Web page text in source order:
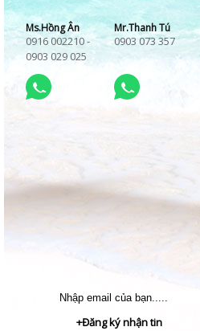
Ms.Hồng Ân
0916 002210-
0903 029 025
Mr.Thanh Tú
0903 073 357
+Đăng ký nhận tin